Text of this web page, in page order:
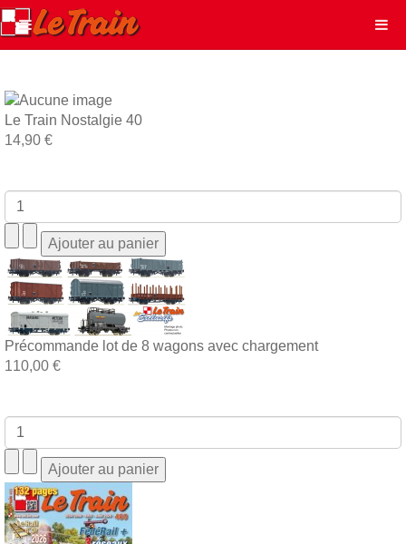
Le Train Nostalgie 40
14,90 €
Précommande lot de 8 wagons avec chargement
110,00 €